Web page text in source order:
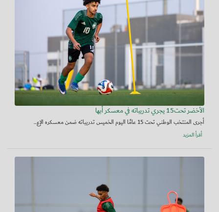
الأخضر تحت15 يجري تدريباته في معسكر أبها
أجرى المنتخب الوطني تحت 15 عامًا اليوم الخميس تدريباته ضمن معسكره الإع...
أقرأ المزيد